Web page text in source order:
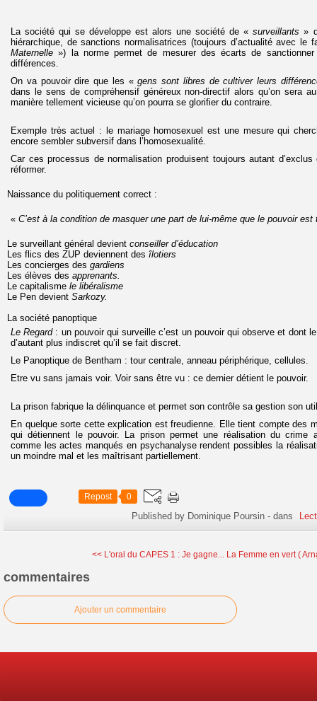
La société qui se développe est alors une société de «surveillants »
hiérarchique, de sanctions normalisatrices (toujours d’actualité avec le
Maternelle ») la norme permet de mesurer des écarts de sanctionner
différences.
On va pouvoir dire que les «gens sont libres de cultiver leurs
dans le sens de compréhensif généreux non-directif alors qu’on sera
manière tellement vicieuse qu’on pourra se glorifier du contraire.
Exemple très actuel : le mariage homosexuel est une mesure qui
encore sembler subversif dans l’homosexualité.
Car ces processus de normalisation produisent toujours autant
réformer.
Naissance du politiquement correct :
« C’est à la condition de masquer une part de lui-même que le pouvoir est
Le surveillant général devient conseiller d’éducation
Les flics des ZUP deviennent des îlotiers
Les concierges des gardiens
Les élèves des apprenants.
Le capitalisme le libéralisme
Le Pen devient Sarkozy.
La société panoptique
Le Regard: un pouvoir qui surveille c’est un pouvoir qui observe et dont
d’autant plus indiscret qu’il se fait discret.
Le Panoptique de Bentham : tour centrale, anneau périphérique, cellules.
Etre vu sans jamais voir. Voir sans être vu : ce dernier détient le pouvoir.
La prison fabrique la délinquance et permet son contrôle sa gestion son
En quelque sorte cette explication est freudienne. Elle tient compte des
qui détiennent le pouvoir. La prison permet une réalisation du crime
comme les actes manqués en psychanalyse rendent possibles la
un moindre mal et les maîtrisant partiellement.
Repost 0
Published by Dominique Poursin -dans
<< L'oral du CAPES 1 : Je gagne... La Femme en vert (
commentaires
Ajouter un commentaire